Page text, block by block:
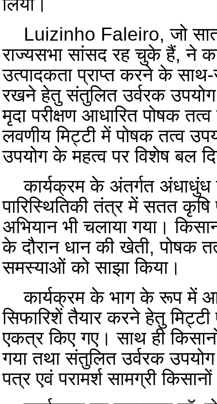
Luizinho Faleiro, जो सात
राज्यसभा सांसद रह चुके हैं, ने
उत्पादकता प्राप्त करने के साथ-
रखने हेतु संतुलित उर्वरक उपयोग
मृदा परीक्षण आधारित पोषक
लवणीय मिट्टी में पोषक तत्व
उपयोग के महत्व पर विशेष बल
कार्यक्रम के अंतर्गत अंधाधुंध
पारिस्थितिकी तंत्र में सतत
अभियान भी चलाया गया।
के दौरान धान की खेती, पोषक
समस्याओं को साझा किया।
कार्यक्रम के भाग के रूप में
सिफारिशें तैयार करने हेतु
एकत्र किए गए। साथ ही
गया तथा संतुलित उर्वरक
पत्र एवं परामर्श सामग्री